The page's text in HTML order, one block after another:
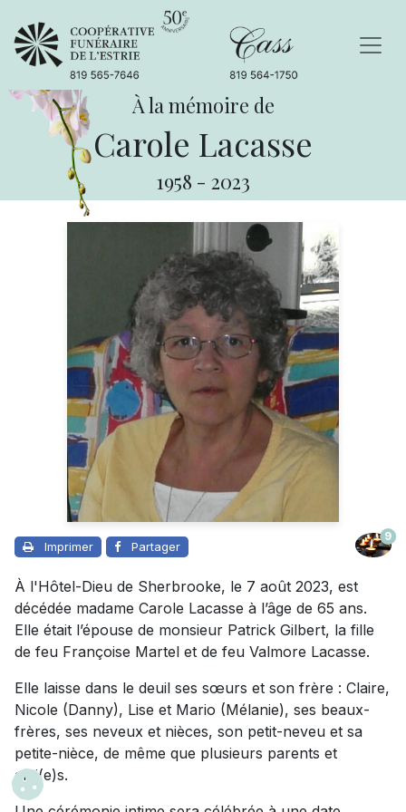
À la mémoire de
Carole Lacasse
1958 - 2023
Imprimer Partager
9
À l'Hôtel-Dieu de Sherbrooke, le 7 août 2023, est
décédée madame Carole Lacasse à l’âge de 65 ans.
Elle était l’épouse de monsieur Patrick Gilbert, la fille
de feu Françoise Martel et de feu Valmore Lacasse.
Elle laisse dans le deuil ses sœurs et son frère : Claire,
Nicole (Danny), Lise et Mario (Mélanie), ses beaux-
frères, ses neveux et nièces, son petit-neveu et sa
petite-nièce, de même que plusieurs parents et
ami(e)s.